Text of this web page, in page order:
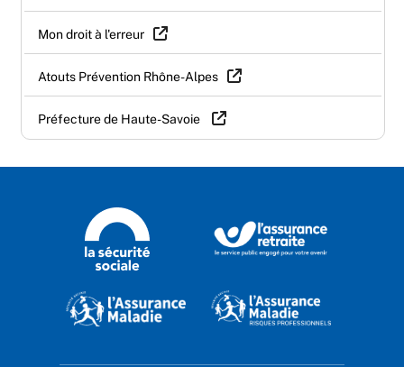
Mon droit à l'erreur
Atouts Prévention Rhône-Alpes
Préfecture de Haute-Savoie